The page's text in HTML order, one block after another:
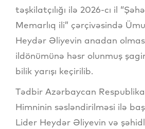
təşkilatçılığı ilə 2026-cı il
Memarlıq ili” çərçivəsində
Heydər Əliyevin anadan
ildönümünə həsr olunmuş
bilik yarışı keçirilib.
Tədbir Azərbaycan
Himninin səsləndirilməsi ilə
Lider Heydər Əliyevin və